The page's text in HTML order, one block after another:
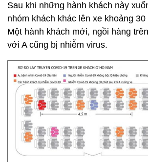
Sau khi những hành khách này
nhóm khách khác lên xe khoảng
Một hành khách mới, ngồi hàng
với A cũng bị nhiễm virus.